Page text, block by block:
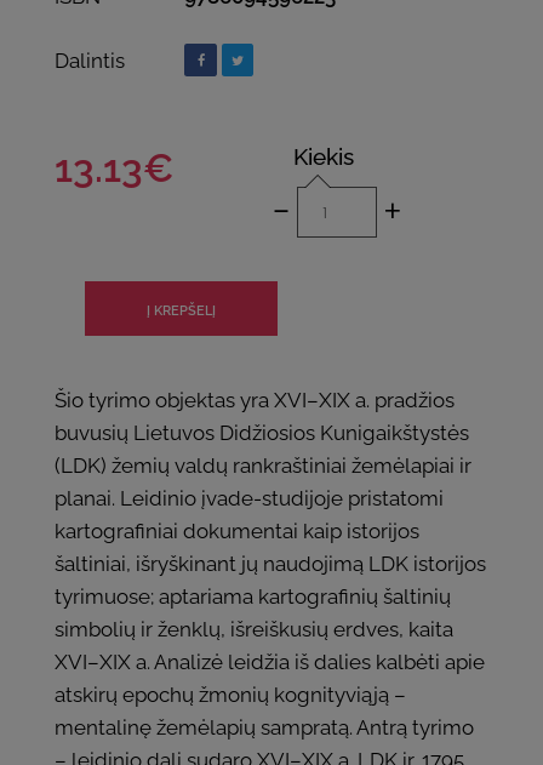
Dalintis
13.13€ Kiekis
- +
Šio tyrimo objektas yra XVI–XIX a. pradžios
buvusių Lietuvos Didžiosios Kunigaikštystės
(LDK) žemių valdų rankraštiniai žemėlapiai ir
planai. Leidinio įvade-studijoje pristatomi
kartografiniai dokumentai kaip istorijos
šaltiniai, išryškinant jų naudojimą LDK istorijos
tyrimuose; aptariama kartografinių šaltinių
simbolių ir ženklų, išreiškusių erdves, kaita
XVI–XIX a. Analizė leidžia iš dalies kalbėti apie
atskirų epochų žmonių kognityviąją –
mentalinę žemėlapių sampratą. Antrą tyrimo
– leidinio dalį sudaro XVI–XIX a. LDK ir, 1795